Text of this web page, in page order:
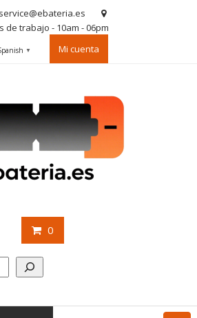
service@ebateria.es
de trabajo - 10am - 06pm
▼ Mi cuenta
0
Buscar